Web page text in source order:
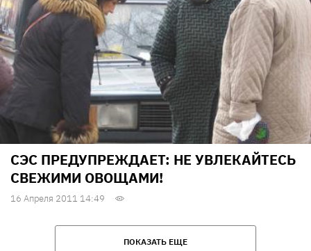
СЭС ПРЕДУПРЕЖДАЕТ: НЕ УВЛЕКАЙТЕСЬ
СВЕЖИМИ ОВОЩАМИ!
16 Апреля 2011 14:49
ПОКАЗАТЬ ЕЩЕ